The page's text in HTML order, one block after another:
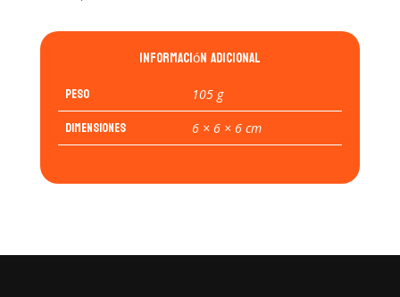
Información adicional
Peso 105 g
Dimensiones 6 × 6 × 6 cm